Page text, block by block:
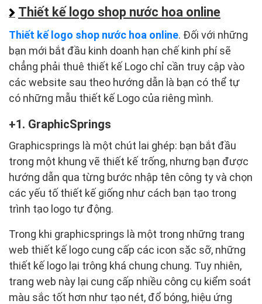
Thiết kế logo shop nước hoa online
Thiết kế logo shop nước hoa online. Đối với những
bạn mới bắt đầu kinh doanh hạn chế kinh phí sẽ
chẳng phải thuê thiết kế Logo chỉ cần truy cập vào
các website sau theo hướng dẫn là bạn có thể tự
có những mẫu thiết kế Logo của riêng mình.
1. GraphicSprings
Graphicsprings là một chút lai ghép: bạn bắt đầu
trong một khung vẽ thiết kế trống, nhưng bạn được
hướng dẫn qua từng bước nhập tên công ty và chọn
các yếu tố thiết kế giống như cách bạn tạo trong
trình tạo logo tự động.
Trong khi graphicsprings là một trong những trang
web thiết kế logo cung cấp các icon sặc sỡ, những
thiết kế logo lại trông khá chung chung. Tuy nhiên,
trang web này lại cung cấp nhiều công cụ kiểm soát
màu sắc tốt hơn như tạo nét, đổ bóng, hiệu ứng